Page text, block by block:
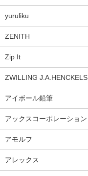
yuruliku
ZENITH
Zip It
ZWILLING J.A.HENCKELS
アイボール鉛筆
アックスコーポレーション
アモルフ
アレックス